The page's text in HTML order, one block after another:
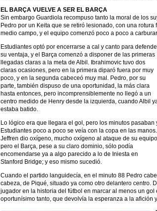
EL BARÇA VUELVE A SER EL BARÇA
Sin embargo Guardiola recompuso tanto la moral de los
Pedro por un Keita que se retiró lesionado, con una
medio campo, y el equipo comenzó poco a poco a
Estudiantes optó por encerrarse a cal y canto para
su ventaja, y el Barça comenzó a disponer de las primeras
llegadas claras a la meta de Albil. Ibrahimovic tuvo dos
claras ocasiones, pero en la primera diparó fuera por muy
poco, y en la segunda cabeceó muy mal. Pedro, por su
parte, también dispuso de una oportunidad, la más clara
hasta entonces, pero incomprensiblemente no llegó a un
centro medido de Henry desde la izquierda, cuando Albil
estaba batido.
Lo lógico era que llegara el gol, pero los minutos pasaban
Estudiantes poco a poco se veía con la copa en las manos.
Jeffren dio oxígeno, mucho oxígeno al ataque de su
pero el Barça, pese a su claro dominio, sólo podía
encomendarse ya a algo parecido a lo de Iniesta en
Stanford Bridge; y eso mismo sucedió.
Cuando el partido languidecía, en el minuto 88 Pedro
cabeza, de Piqué, situado ya como otro delantero centro.
jugador en la historia del fútbol en marcar al menos un
oportunísimo tanto, que devolvía la esperanza a la afición